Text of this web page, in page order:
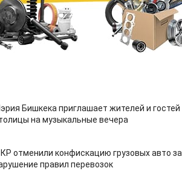
Бишкека приглашает жителей и гостей
на музыкальные вечера
КР отменили конфискацию грузовых авто за
правил перевозок